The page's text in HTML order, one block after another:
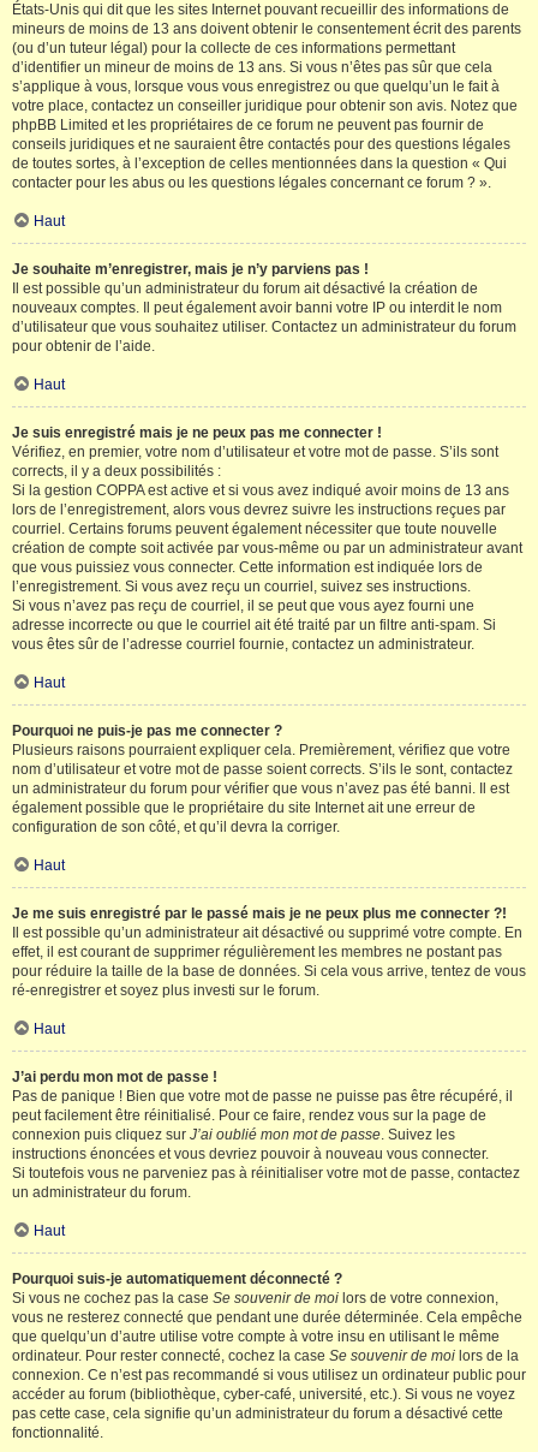
États-Unis qui dit que les sites Internet pouvant recueillir des informations de
mineurs de moins de 13 ans doivent obtenir le consentement écrit des parents
(ou d’un tuteur légal) pour la collecte de ces informations permettant
d’identifier un mineur de moins de 13 ans. Si vous n’êtes pas sûr que cela
s’applique à vous, lorsque vous vous enregistrez ou que quelqu’un le fait à
votre place, contactez un conseiller juridique pour obtenir son avis. Notez que
phpBB Limited et les propriétaires de ce forum ne peuvent pas fournir de
conseils juridiques et ne sauraient être contactés pour des questions légales
de toutes sortes, à l’exception de celles mentionnées dans la question « Qui
contacter pour les abus ou les questions légales concernant ce forum ? ».
Haut
Je souhaite m’enregistrer, mais je n’y parviens pas !
Il est possible qu’un administrateur du forum ait désactivé la création de
nouveaux comptes. Il peut également avoir banni votre IP ou interdit le nom
d’utilisateur que vous souhaitez utiliser. Contactez un administrateur du forum
pour obtenir de l’aide.
Haut
Je suis enregistré mais je ne peux pas me connecter !
Vérifiez, en premier, votre nom d’utilisateur et votre mot de passe. S’ils sont
corrects, il y a deux possibilités :
Si la gestion COPPA est active et si vous avez indiqué avoir moins de 13 ans
lors de l’enregistrement, alors vous devrez suivre les instructions reçues par
courriel. Certains forums peuvent également nécessiter que toute nouvelle
création de compte soit activée par vous-même ou par un administrateur avant
que vous puissiez vous connecter. Cette information est indiquée lors de
l’enregistrement. Si vous avez reçu un courriel, suivez ses instructions.
Si vous n’avez pas reçu de courriel, il se peut que vous ayez fourni une
adresse incorrecte ou que le courriel ait été traité par un filtre anti-spam. Si
vous êtes sûr de l’adresse courriel fournie, contactez un administrateur.
Haut
Pourquoi ne puis-je pas me connecter ?
Plusieurs raisons pourraient expliquer cela. Premièrement, vérifiez que votre
nom d’utilisateur et votre mot de passe soient corrects. S’ils le sont, contactez
un administrateur du forum pour vérifier que vous n’avez pas été banni. Il est
également possible que le propriétaire du site Internet ait une erreur de
configuration de son côté, et qu’il devra la corriger.
Haut
Je me suis enregistré par le passé mais je ne peux plus me connecter ?!
Il est possible qu’un administrateur ait désactivé ou supprimé votre compte. En
effet, il est courant de supprimer régulièrement les membres ne postant pas
pour réduire la taille de la base de données. Si cela vous arrive, tentez de vous
ré-enregistrer et soyez plus investi sur le forum.
Haut
J’ai perdu mon mot de passe !
Pas de panique ! Bien que votre mot de passe ne puisse pas être récupéré, il
peut facilement être réinitialisé. Pour ce faire, rendez vous sur la page de
connexion puis cliquez sur J’ai oublié mon mot de passe. Suivez les
instructions énoncées et vous devriez pouvoir à nouveau vous connecter.
Si toutefois vous ne parveniez pas à réinitialiser votre mot de passe, contactez
un administrateur du forum.
Haut
Pourquoi suis-je automatiquement déconnecté ?
Si vous ne cochez pas la case Se souvenir de moi lors de votre connexion,
vous ne resterez connecté que pendant une durée déterminée. Cela empêche
que quelqu’un d’autre utilise votre compte à votre insu en utilisant le même
ordinateur. Pour rester connecté, cochez la case Se souvenir de moi lors de la
connexion. Ce n’est pas recommandé si vous utilisez un ordinateur public pour
accéder au forum (bibliothèque, cyber-café, université, etc.). Si vous ne voyez
pas cette case, cela signifie qu’un administrateur du forum a désactivé cette
fonctionnalité.